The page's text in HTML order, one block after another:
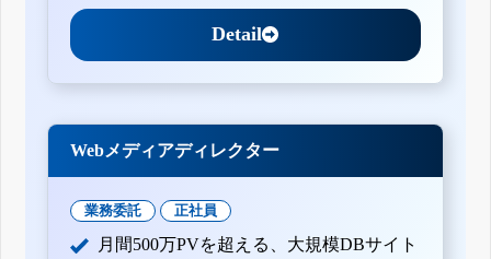
Detail
Webメディアディレクター
業務委託 正社員
月間500万PVを超える、大規模DBサイト